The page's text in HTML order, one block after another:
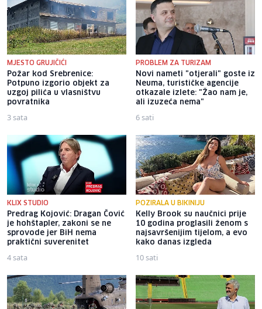
MJESTO GRUJIČIĆI
Požar kod Srebrenice:
Potpuno izgorio objekt za
uzgoj pilića u vlasništvu
povratnika
3 sata
PROBLEM ZA TURIZAM
Novi nameti "otjerali" goste iz
Neuma, turističke agencije
otkazale izlete: "Žao nam je,
ali izuzeća nema"
6 sati
KLIX STUDIO
Predrag Kojović: Dragan Čović
je hohštapler, zakoni se ne
sprovode jer BiH nema
praktični suverenitet
4 sata
POZIRALA U BIKINIJU
Kelly Brook su naučnici prije
10 godina proglasili ženom s
najsavršenijim tijelom, a evo
kako danas izgleda
10 sati